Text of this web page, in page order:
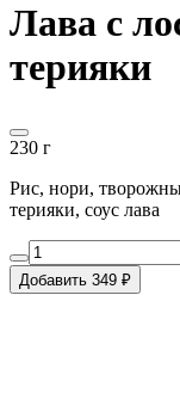
Лава с
терияки
230 г
Рис, нори,
терияки, соус лава
Добавить 349 ₽